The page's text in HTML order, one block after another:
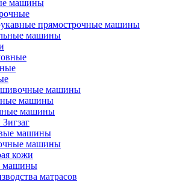
машины
прямострочные машины
машины
машины
машины
машины
машины
машины
кожи
машины
матрасов